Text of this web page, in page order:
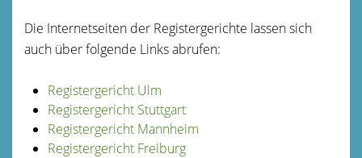
Die Internetseiten der Registergerichte lassen sich
auch über folgende Links abrufen:
Registergericht Ulm
Registergericht Stuttgart
Registergericht Mannheim
Registergericht Freiburg